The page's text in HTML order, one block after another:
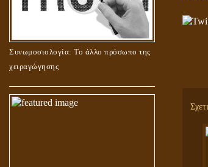
Συνωμοσιολογία: Το άλλο πρόσωπο της
χειραγώγησης